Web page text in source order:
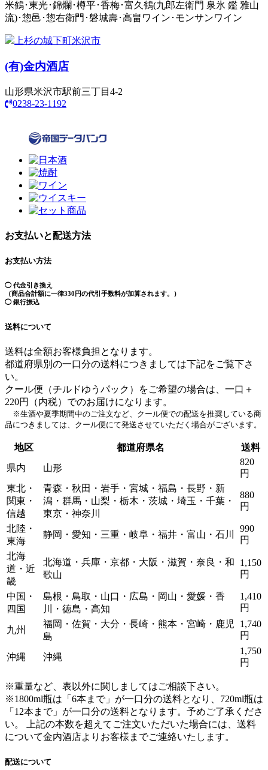
米鶴･東光･錦爛･樽平･香梅･富久鶴(九郎左衛門 泉氷 鑑 雅山
流)･惣邑･惣右衛門･磐城壽･高畠ワイン･モンサンワイン
上杉の城下町米沢市
(有)金内酒店
山形県米沢市駅前三丁目4-2
0238-23-1192
お支払いと配送方法
お支払い方法
◯ 代金引き換え
（商品合計額に一律330円の代引手数料が加算されます。）
◯ 銀行振込
送料について
送料は全額お客様負担となります。
都道府県別の一口分の送料につきましては下記をご覧下さ
い。
クール便（チルドゆうパック）をご希望の場合は、一口＋
220円（内税）でのお届けになります。
※生酒や夏季期間中のご注文など、クール便での配送を推奨している商
品につきましては、クール便にて発送させていただく場合がございます。
地区 都道府県名
送料
県内
山形
820
円
東北・
関東・
信越
青森・秋田・岩手・宮城・福島・長野・新
潟・群馬・山梨・栃木・茨城・埼玉・千葉・
東京・神奈川
880
円
北陸・
東海
静岡・愛知・三重・岐阜・福井・富山・石川
990
円
北海
道・近
畿
北海道・兵庫・京都・大阪・滋賀・奈良・和
歌山
1,150
円
中国・
四国
島根・鳥取・山口・広島・岡山・愛媛・香
川・徳島・高知
1,410
円
九州
福岡・佐賀・大分・長崎・熊本・宮崎・鹿児
島
1,740
円
沖縄 沖縄
1,750
円
※重量など、表以外に関しましてはご相談下さい。
※1800ml瓶は「6本まで」が一口分の送料となり、720ml瓶は
「12本まで」が一口分の送料となります。 予めご了承くださ
い。 上記の本数を超えてご注文いただいた場合には、送料
について金内酒店よりお客様までご連絡いたします。
配送について